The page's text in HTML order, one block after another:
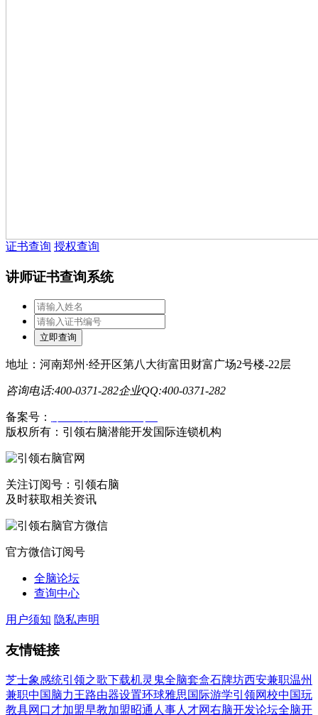
证书查询 授权查询
讲师证书查询系统
地址：河南郑州·经开区第八大街富田财富广场2号楼-22层
咨询电话:400-0371-282企业QQ:400-0371-282
备案号：
版权所有：引领右脑潜能开发国际连锁机构
关注订阅号：引领右脑
及时获取相关资讯
官方微信订阅号
全脑论坛
查询中心
用户须知 隐私声明
友情链接
芝士象感统引领之歌下载机灵鬼全脑套盒石牌坊西安兼职温州
兼职中国脑力王路由器设置环球雅思国际游学引领网校中国玩
教具网 口才加盟早教加盟昭通人事人才网右脑开发论坛全脑开